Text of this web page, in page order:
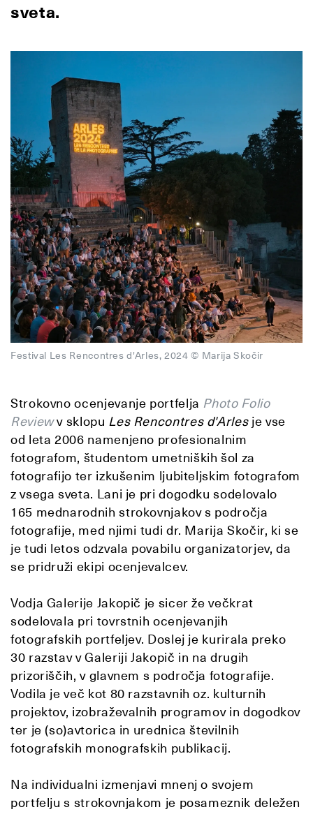
sveta.
Festival Les Rencontres d'Arles, 2024 © Marija Skočir
Strokovno ocenjevanje portfelja Photo Folio
Review v sklopu Les Rencontres d'Arlesje vse
od leta 2006 namenjeno profesionalnim
fotografom, študentom umetniških šol za
fotografijo ter izkušenim ljubiteljskim fotografom
z vsega sveta. Lani je pri dogodku sodelovalo
165 mednarodnih strokovnjakov s področja
fotografije, med njimi tudi dr. Marija Skočir, ki se
je tudi letos odzvala povabilu organizatorjev, da
se pridruži ekipi ocenjevalcev.
Vodja Galerije Jakopič je sicer že večkrat
sodelovala pri tovrstnih ocenjevanjih
fotografskih portfeljev. Doslej je kurirala preko
30 razstav v Galeriji Jakopič in na drugih
prizoriščih, v glavnem s področja fotografije.
Vodila je več kot 80 razstavnih oz. kulturnih
projektov, izobraževalnih programov in dogodkov
ter je (so)avtorica in urednica številnih
fotografskih monografskih publikacij.
Na individualni izmenjavi mnenj o svojem
portfelju s strokovnjakom je posameznik deležen